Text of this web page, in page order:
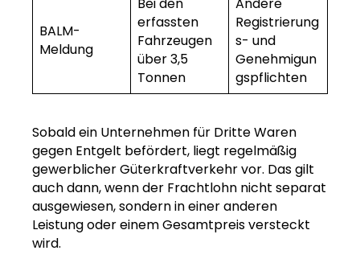
BALM-
Meldung
Bei den
erfassten
Fahrzeugen
über 3,5
Tonnen
Andere
Registrierung
s- und
Genehmigun
gspflichten
Sobald ein Unternehmen für Dritte Waren
gegen Entgelt befördert, liegt regelmäßig
gewerblicher Güterkraftverkehr vor. Das gilt
auch dann, wenn der Frachtlohn nicht separat
ausgewiesen, sondern in einer anderen
Leistung oder einem Gesamtpreis versteckt
wird.